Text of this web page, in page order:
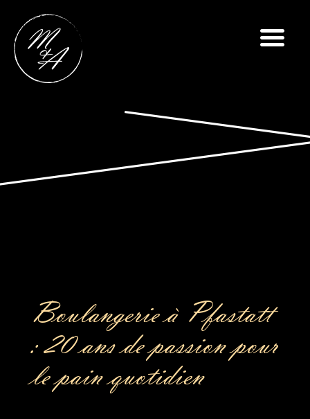
Boulangerie à Pfastatt
: 20 ans de passion pour
le pain quotidien